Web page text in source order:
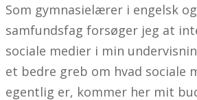
Som gymnasielærer i engelsk og
samfundsfag forsøger jeg at
sociale medier i min
et bedre greb om hvad sociale
egentlig er, kommer her mit